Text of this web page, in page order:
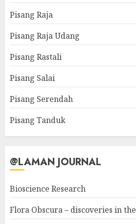
Pisang Raja
Pisang Raja Udang
Pisang Rastali
Pisang Salai
Pisang Serendah
Pisang Tanduk
@LAMAN JOURNAL
Bioscience Research
Flora Obscura – discoveries in